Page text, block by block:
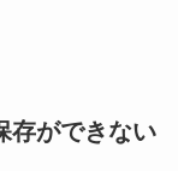
存ができない